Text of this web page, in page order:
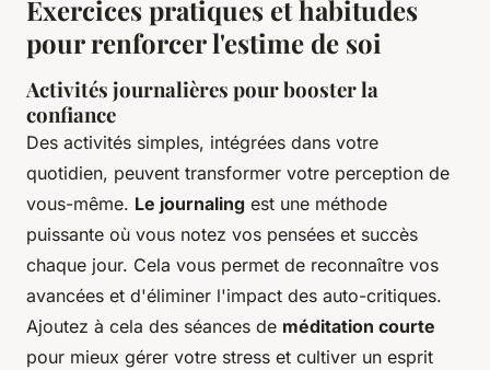
Exercices pratiques et habitudes
pour renforcer l'estime de soi
Activités journalières pour booster la
confiance
Des activités simples, intégrées dans votre
quotidien, peuvent transformer votre perception de
vous-même. Le journaling est une méthode
puissante où vous notez vos pensées et succès
chaque jour. Cela vous permet de reconnaître vos
avancées et d'éliminer l'impact des auto-critiques.
Ajoutez à cela des séances de méditation courte
pour mieux gérer votre stress et cultiver un esprit